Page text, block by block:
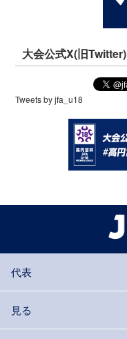
大会公式X(旧Twitter)
Tweets by jfa_u18
代表
見る